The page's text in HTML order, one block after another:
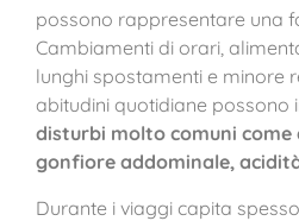
possono rappresentare una
Cambiamenti di orari,
lunghi spostamenti e minore
abitudini quotidiane possono
disturbi molto comuni come
gonfiore addominale,
Durante i viaggi capita